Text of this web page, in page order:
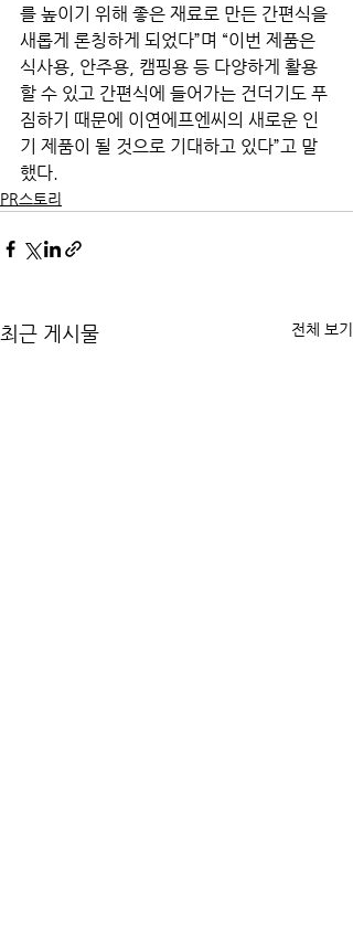
를 높이기 위해 좋은 재료로 만든 간편식을
새롭게 론칭하게 되었다”며 “이번 제품은
식사용, 안주용, 캠핑용 등 다양하게 활용
할 수 있고 간편식에 들어가는 건더기도 푸
짐하기 때문에 이연에프엔씨의 새로운 인
기 제품이 될 것으로 기대하고 있다”고 말
했다.
PR스토리
최근 게시물 전체 보기